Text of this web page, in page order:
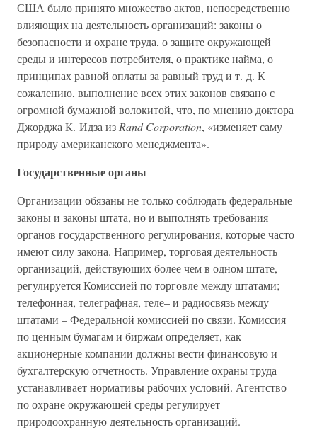
США было принято множество актов, непосредственно
влияющих на деятельность организаций: законы о
безопасности и охране труда, о защите окружающей
среды и интересов потребителя, о практике найма, о
принципах равной оплаты за равный труд и т. д. К
сожалению, выполнение всех этих законов связано с
огромной бумажной волокитой, что, по мнению доктора
Джорджа К. Идза из Rand Corporation, «изменяет саму
природу американского менеджмента».
Государственные органы
Организации обязаны не только соблюдать федеральные
законы и законы штата, но и выполнять требования
органов государственного регулирования, которые часто
имеют силу закона. Например, торговая деятельность
организаций, действующих более чем в одном штате,
регулируется Комиссией по торговле между штатами;
телефонная, телеграфная, теле– и радиосвязь между
штатами – Федеральной комиссией по связи. Комиссия
по ценным бумагам и биржам определяет, как
акционерные компании должны вести финансовую и
бухгалтерскую отчетность. Управление охраны труда
устанавливает нормативы рабочих условий. Агентство
по охране окружающей среды регулирует
природоохранную деятельность организаций.